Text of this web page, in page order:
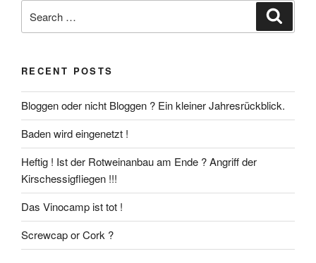
for:
RECENT POSTS
Bloggen oder nicht Bloggen ? Ein kleiner Jahresrückblick.
Baden wird eingenetzt !
Heftig ! Ist der Rotweinanbau am Ende ? Angriff der
Kirschessigfliegen !!!
Das Vinocamp ist tot !
Screwcap or Cork ?